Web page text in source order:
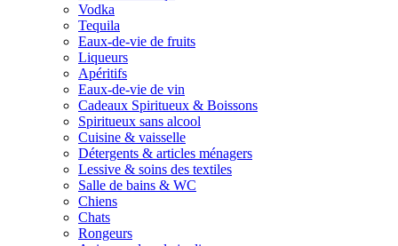
Vodka
Tequila
Eaux-de-vie de fruits
Liqueurs
Apéritifs
Eaux-de-vie de vin
Cadeaux Spiritueux & Boissons
Spiritueux sans alcool
Cuisine & vaisselle
Détergents & articles ménagers
Lessive & soins des textiles
Salle de bains & WC
Chiens
Chats
Rongeurs